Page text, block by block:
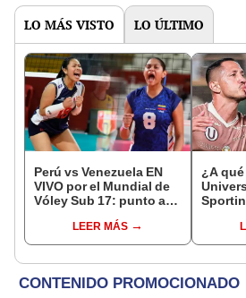
LO MÁS VISTO LO ÚLTIMO
Perú vs Venezuela EN
VIVO por el Mundial de
Vóley Sub 17: punto a
LEER MÁS
¿A
Liga 1